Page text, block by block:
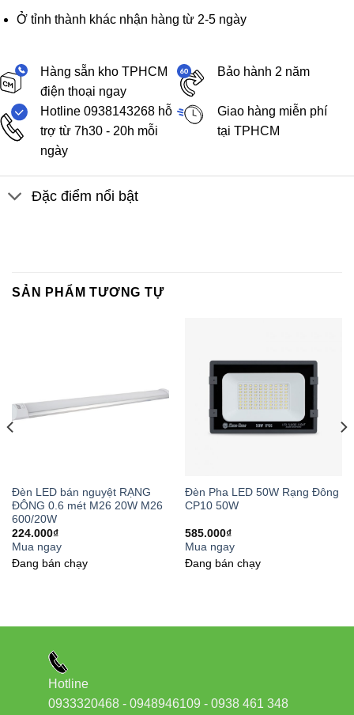
Ở tỉnh thành khác nhận hàng từ 2-5 ngày
Hàng sẵn kho TPHCM
điện thoại ngay
Bảo hành 2 năm
Hotline 0938143268 hỗ
trợ từ 7h30 - 20h mỗi
ngày
Giao hàng miễn phí
tại TPHCM
Đặc điểm nổi bật
SẢN PHẨM TƯƠNG TỰ
Đèn LED bán nguyệt RẠNG
ĐÔNG 0.6 mét M26 20W M26
600/20W
224.000₫
Mua ngay
Đang bán chạy
Đèn Pha LED 50W Rạng Đông
CP10 50W
585.000₫
Mua ngay
Đang bán chạy
Hotline
0933320468 - 0948946109 - 0938 461 348